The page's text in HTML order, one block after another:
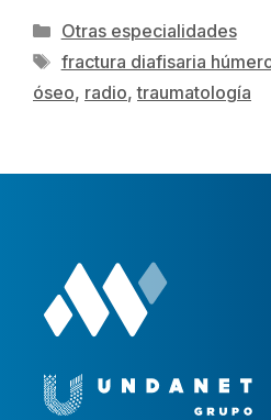
Otras especialidades
fractura diafisaria
óseo, radio,traumatología